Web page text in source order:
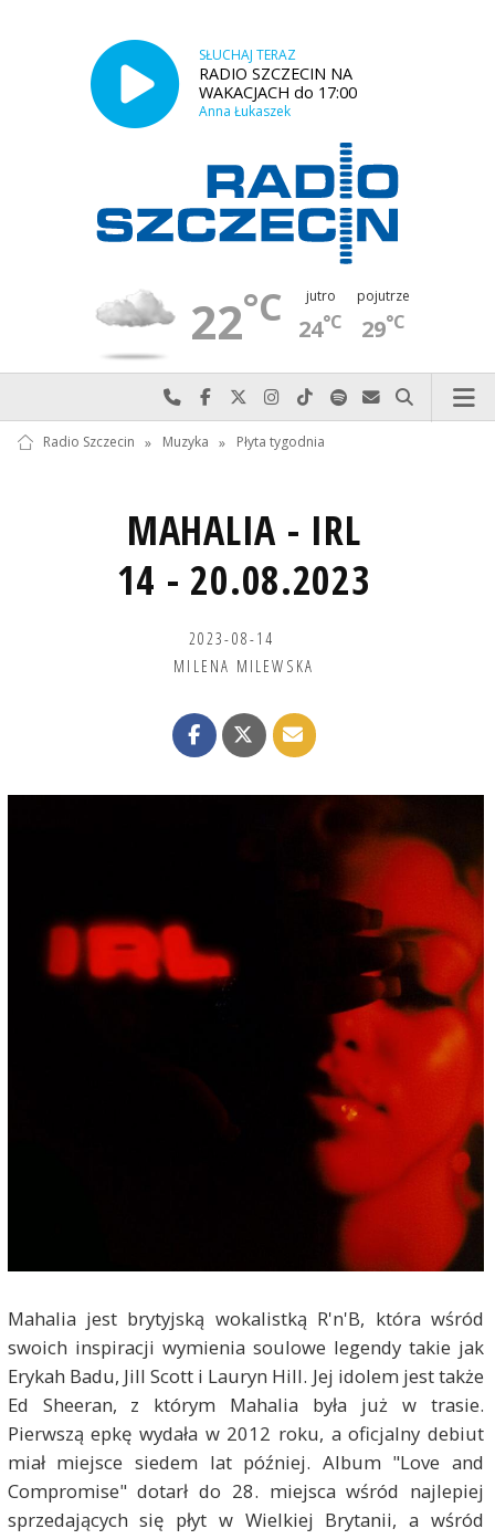
SŁUCHAJ TERAZ
RADIO SZCZECIN NA
WAKACJACH do 17:00
Anna Łukaszek
22°C jutro
24°C
pojutrze
29°C
Najlepiej po prostu do nas zadzwoń
Odwiedź nas na Facebook-u
Odwiedź nas na X
Odwiedź nas na Instagram-ie
Odwiedź nas na TikTok-u
Szukaj nas na Spotify
Wyślij do nas
Szukaj
Radio Szczecin » Muzyka » Płyta tygodnia
MAHALIA - IRL
14 - 20.08.2023
2023-08-14
MILENA MILEWSKA
Mahalia jest brytyjską wokalistką R'n'B, która wśród
swoich inspiracji wymienia soulowe legendy takie jak
Erykah Badu, Jill Scott i Lauryn Hill. Jej idolem jest także
Ed Sheeran, z którym Mahalia była już w trasie.
Pierwszą epkę wydała w 2012 roku, a oficjalny debiut
miał miejsce siedem lat później. Album "Love and
Compromise" dotarł do 28. miejsca wśród najlepiej
sprzedających się płyt w Wielkiej Brytanii, a wśród